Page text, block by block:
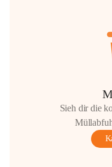
Sieh dir die